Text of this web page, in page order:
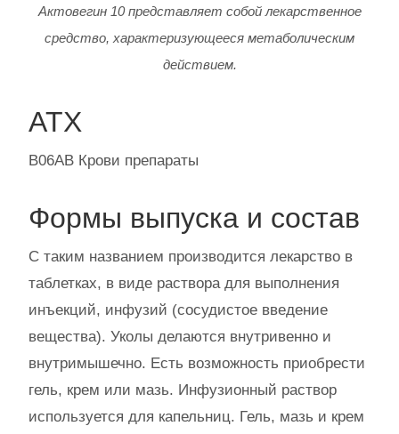
Актовегин 10 представляет собой лекарственное
средство, характеризующееся метаболическим
действием.
АТХ
B06AB Крови препараты
Формы выпуска и состав
С таким названием производится лекарство в
таблетках, в виде раствора для выполнения
инъекций, инфузий (сосудистое введение
вещества). Уколы делаются внутривенно и
внутримышечно. Есть возможность приобрести
гель, крем или мазь. Инфузионный раствор
используется для капельниц. Гель, мазь и крем